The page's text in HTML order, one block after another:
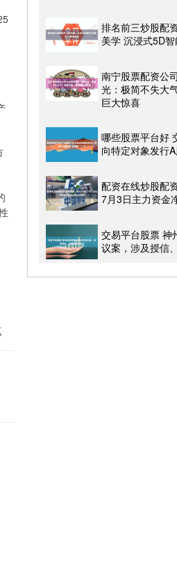
排名前三炒股配
美学 沉浸式5D
南宁股票配资公
光：极简不失大
巨大惊喜
哪些股票平台好
向特定对象发行
配资在线炒股配
7月3日主力资金
交易平台股票 神
议案，涉及授信